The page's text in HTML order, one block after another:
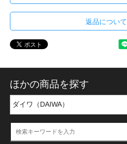
返品について
ほかの商品を探す